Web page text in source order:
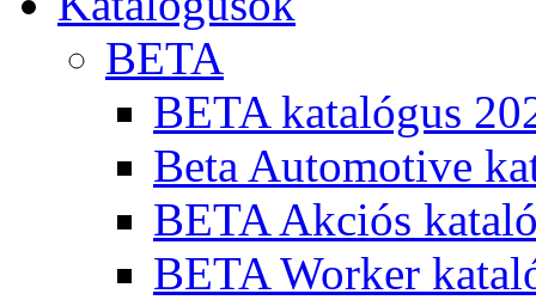
BETA
BETA katalógus
Beta Automotive
BETA Akciós
BETA Worker